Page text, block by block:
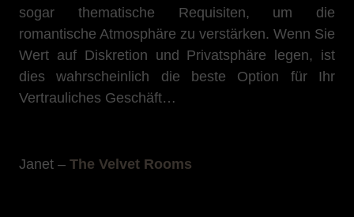
sogar thematische Requisiten, um die
romantische Atmosphäre zu verstärken. Wenn Sie
Wert auf Diskretion und Privatsphäre legen, ist
dies wahrscheinlich die beste Option für Ihr
Vertrauliches Geschäft…
Janet – The Velvet Rooms